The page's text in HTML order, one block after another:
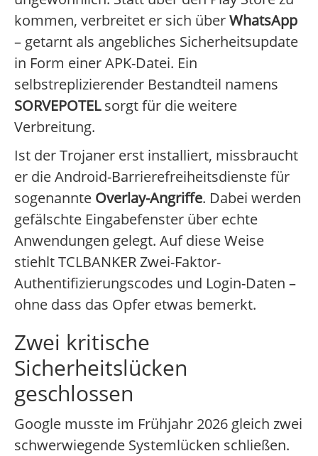
kommen, verbreitet er sich überWhatsApp
– getarnt als angebliches Sicherheitsupdate
in Form einer APK-Datei. Ein
selbstreplizierender Bestandteil namens
SORVEPOTELsorgt für die weitere
Verbreitung.
Ist der Trojaner erst installiert, missbraucht
er die Android-Barrierefreiheitsdienste für
sogenannte Overlay-Angriffe. Dabei werden
gefälschte Eingabefenster über echte
Anwendungen gelegt. Auf diese Weise
stiehlt TCLBANKER Zwei-Faktor-
Authentifizierungscodes und Login-Daten –
ohne dass das Opfer etwas bemerkt.
Zwei kritische
Sicherheitslücken
geschlossen
Google musste im Frühjahr 2026 gleich zwei
schwerwiegende Systemlücken schließen.